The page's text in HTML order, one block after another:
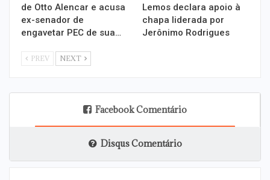
de Otto Alencar e acusa
ex-senador de
engavetar PEC de sua…
Lemos declara apoio à
chapa liderada por
Jerônimo Rodrigues
PREV NEXT
Facebook Comentário
Disqus Comentário